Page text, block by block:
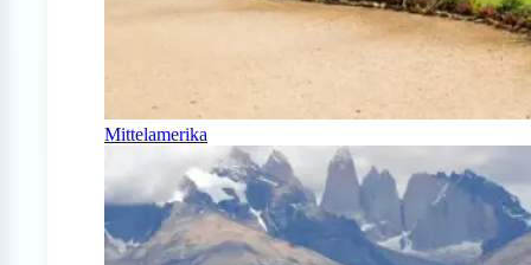
Mittelamerika